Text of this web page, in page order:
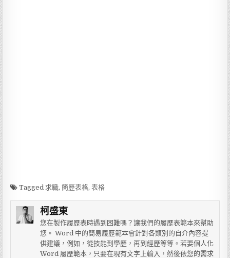
Tagged求職,簡歷表格,表格
柯盛東
您在製作履歷表時遇到困難嗎？讓我們的履歷表範本來幫助
您。 Word 中的簡易履歷範本會針對各類別的自介內容提
供建議，例如，從技能到學歷，再到經歷等等。若要個人化
Word 履歷範本，只要在現有文字上輸入，然後依您的需求